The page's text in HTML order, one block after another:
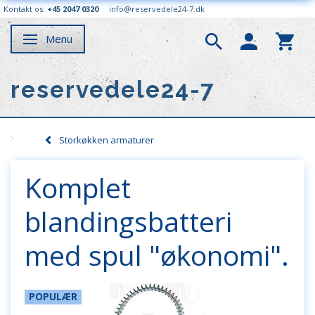
Kontakt os: +45 2047 0320 info@reservedele24-7.dk
Skifte navigation
Menu
reservedele24-7
Storkøkken armaturer
Komplet
blandingsbatteri
med spul "økonomi".
POPULÆR